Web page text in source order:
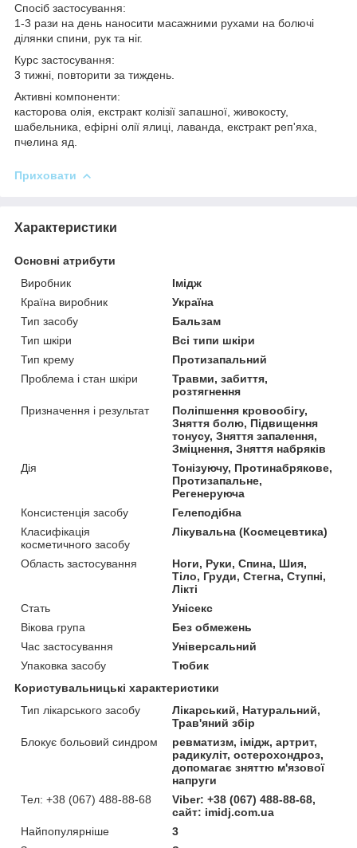
Спосіб застосування:
1-3 рази на день наносити масажними рухами на болючі
ділянки спини, рук та ніг.
Курс застосування:
3 тижні, повторити за тиждень.
Активні компоненти:
касторова олія, екстракт колізії запашної, живокосту,
шабельника, ефірні олії ялиці, лаванда, екстракт реп'яха,
пчелина яд.
Приховати
Характеристики
Основні атрибути
Виробник
Імідж
Країна виробник
Україна
Тип засобу
Бальзам
Тип шкіри
Всі типи шкіри
Тип крему
Протизапальний
Проблема і стан шкіри
Травми, забиття,
розтягнення
Призначення і результат
Поліпшення кровообігу,
Зняття болю, Підвищення
тонусу, Зняття запалення,
Зміцнення, Зняття набряків
Дія
Тонізуючу, Протинабрякове,
Протизапальне,
Регенеруюча
Консистенція засобу
Гелеподібна
Класифікація
косметичного засобу
Лікувальна (Космецевтика)
Область застосування
Ноги, Руки, Спина, Шия,
Тіло, Груди, Стегна, Ступні,
Лікті
Стать
Унісекс
Вікова група
Без обмежень
Час застосування
Універсальний
Упаковка засобу
Тюбик
Користувальницькі характеристики
Тип лікарського засобу
Лікарський, Натуральний,
Трав'яний збір
Блокує больовий синдром
ревматизм, імідж, артрит,
радикуліт, остерохондроз,
допомагає зняттю м'язової
напруги
Тел: +38 (067) 488-88-68
Viber: +38 (067) 488-88-68,
сайт: imidj.com.ua
Найпопулярніше
3